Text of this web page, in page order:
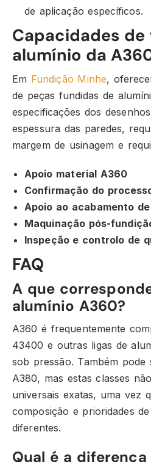
de aplicação específicos.
Capacidades
alumínio da
Em Fundição Minhe,
de peças fundidas de
especificações dos
espessura das paredes,
margem de usinagem e
Apoio material A360
Confirmação do
Apoio ao acabamento
Maquinação pós-
Inspeção e controlo de
FAQ
A que
alumínio A360?
A360 é frequentemente
43400 e outras ligas de
sob pressão. Também
A380, mas estas classes
universais exatas, uma vez
composição e prioridades
diferentes.
Qual é a